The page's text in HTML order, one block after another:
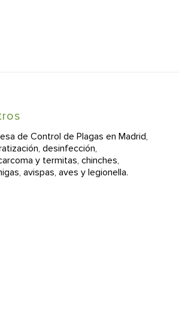
de Control de Plagas en Madrid,
desinfección,
y termitas, chinches,
avispas, aves y legionella.